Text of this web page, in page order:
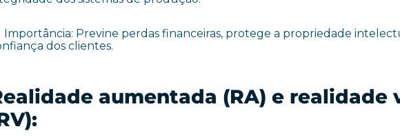
Importância: Previne perdas financeiras, protege a propriedade
dos clientes.
aumentada (RA) e realidade